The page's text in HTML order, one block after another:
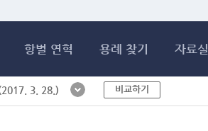
항별 연혁 용례 찾기 자료실
3. 28.) 비교하기